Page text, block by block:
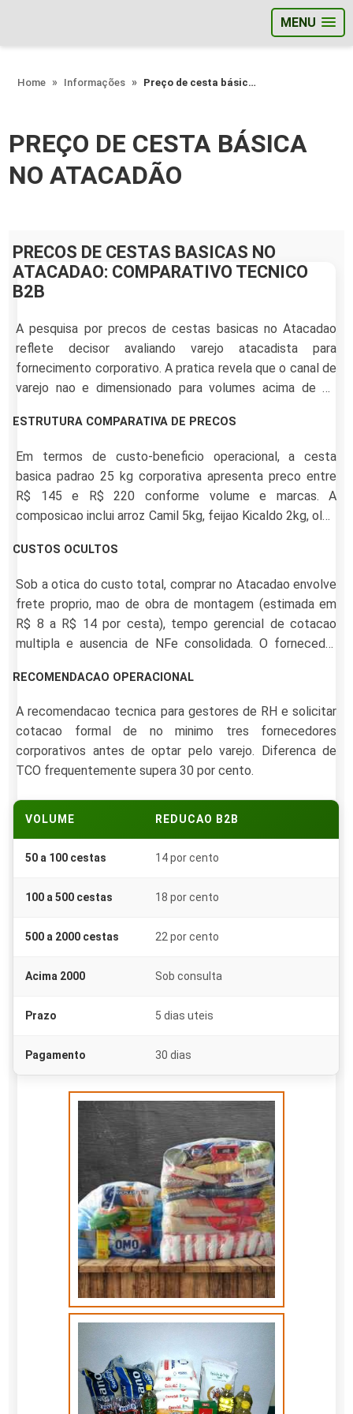
MENU
Home Informações Preço de cesta básica no atacadão
PREÇO DE CESTA BÁSICA
NO ATACADÃO
PRECOS DE CESTAS BASICAS NO
ATACADAO: COMPARATIVO TECNICO
B2B
A pesquisa por precos de cestas basicas no Atacadao
reflete decisor avaliando varejo atacadista para
fornecimento corporativo. A pratica revela que o canal de
varejo nao e dimensionado para volumes acima de 50
custo oculto em mao de obra interna e logistica, sem
oferecer NFe modelo 55 personalizada nem rastreio por
ESTRUTURA COMPARATIVA DE PRECOS
Em termos de custo-beneficio operacional, a cesta
basica padrao 25 kg corporativa apresenta preco entre
R$ 145 e R$ 220 conforme volume e marcas. A
composicao inclui arroz Camil 5kg, feijao Kicaldo 2kg, oleo
500g duas unidades, macarrao Adria, farinha Dona Benta,
Quero e biscoito Marilan. O fornecedor B2B oferece
reducao 14 a 22 por cento sobre valor de varejo.
CUSTOS OCULTOS
Sob a otica do custo total, comprar no Atacadao envolve
frete proprio, mao de obra de montagem (estimada em
R$ 8 a R$ 14 por cesta), tempo gerencial de cotacao
multipla e ausencia de NFe consolidada. O fornecedor
e logistica inclusa.
RECOMENDACAO OPERACIONAL
A recomendacao tecnica para gestores de RH e solicitar
cotacao formal de no minimo tres fornecedores
corporativos antes de optar pelo varejo. Diferenca de
TCO frequentemente supera 30 por cento.
VOLUME REDUCAO B2B
50 a 100 cestas 14 por cento
100 a 500 cestas 18 por cento
500 a 2000 cestas 22 por cento
Acima 2000 Sob consulta
Prazo 5 dias uteis
Pagamento 30 dias